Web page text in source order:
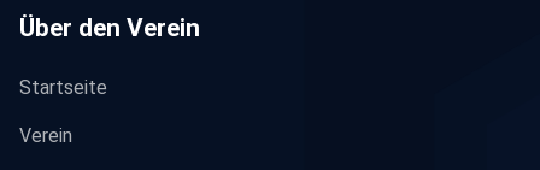
Über den Verein
Startseite
Verein